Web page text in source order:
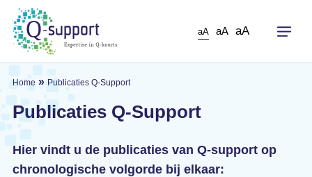
Skip
main
content
aA aA aA
Home » Publicaties Q-Support
Publicaties Q-Support
Hier vindt u de publicaties van Q-support op
chronologische volgorde bij elkaar: